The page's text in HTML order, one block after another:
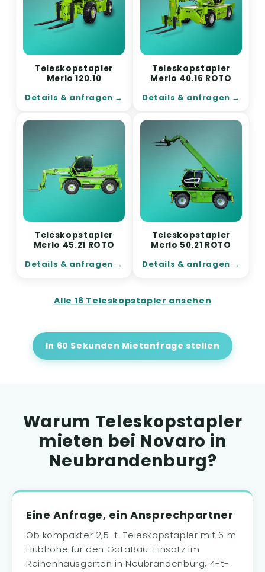
Teleskopstapler
Merlo 120.10
Details & anfragen
Teleskopstapler
Merlo 40.16 ROTO
Details & anfragen
Teleskopstapler
Merlo 45.21 ROTO
Details & anfragen
Teleskopstapler
Merlo 50.21 ROTO
Details & anfragen
Alle 16 Teleskopstapler ansehen
In 60 Sekunden Mietanfrage stellen
Warum Teleskopstapler
mieten bei Novaro in
Neubrandenburg?
Eine Anfrage, ein Ansprechpartner
Ob kompakter 2,5-t-Teleskopstapler mit 6 m
Hubhöhe für den GaLaBau-Einsatz im
Reihenhausgarten in Neubrandenburg, 4-t-